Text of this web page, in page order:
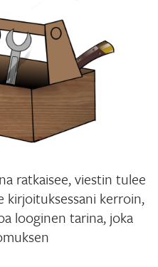
ratkaisee, viestin tulee
kirjoituksessani kerroin,
looginen tarina, joka